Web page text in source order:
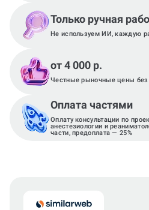
Только ручная
Не используем ИИ, каждую
от 4 000 р.
Честные рыночные цены без
Оплата частями
Оплату консультации по
анестезиологии и
части, предоплата — 25%